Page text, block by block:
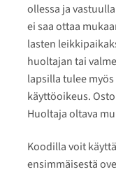
ollessa ja
ei saa ottaa
lasten
huoltajan tai
lapsilla tulee
käyttöoikeus.
Huoltaja oltava
Koodilla voit
ensimmäisestä